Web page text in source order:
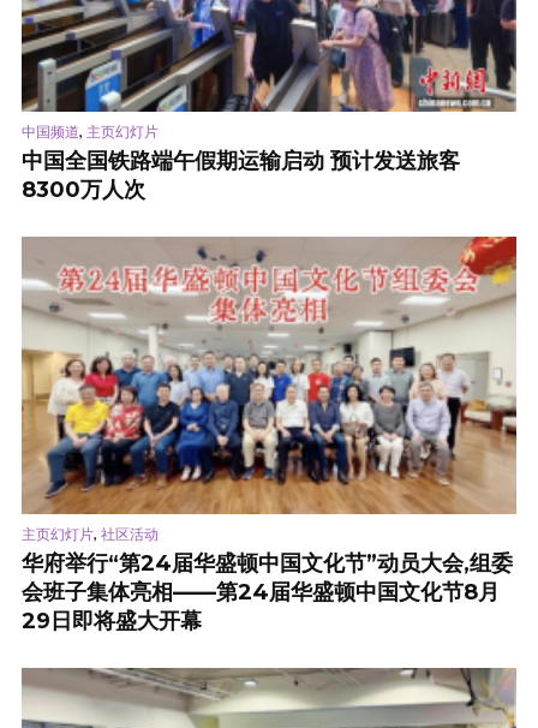
中国频道, 主页幻灯片
中国全国铁路端午假期运输启动 预计发送旅客
8300万人次
主页幻灯片, 社区活动
华府举行“第24届华盛顿中国文化节”动员大会,组委
会班子集体亮相——第24届华盛顿中国文化节8月
29日即将盛大开幕